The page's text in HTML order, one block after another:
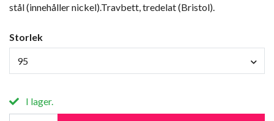
stål (innehåller nickel).Travbett, tredelat (Bristol).
Storlek
95
I lager.